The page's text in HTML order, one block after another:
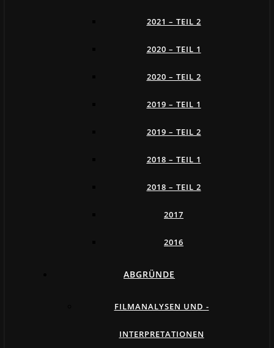
2021 – TEIL 2
2020 – TEIL 1
2020 – TEIL 2
2019 – TEIL 1
2019 – TEIL 2
2018 – TEIL 1
2018 – TEIL 2
2017
2016
ABGRÜNDE
FILMANALYSEN UND -
INTERPRETATIONEN